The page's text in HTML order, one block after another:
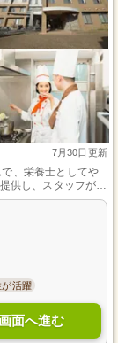
7月30日更新
、栄養士としてや
供し、スタッフが活
が活躍
面へ進む